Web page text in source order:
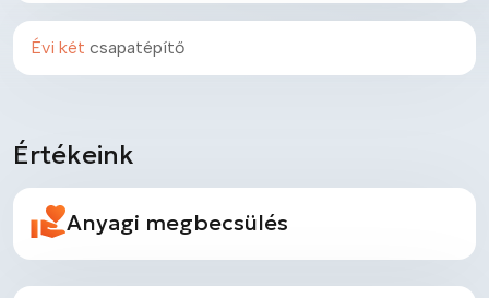
Évi két csapatépítő
Értékeink
Anyagi megbecsülés